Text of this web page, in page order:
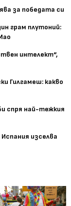
за победата си
грам плутоний:
интелект“,
Гилгамеш: какво
спря най-тежкия
изселва